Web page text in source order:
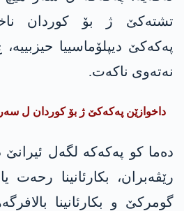
تشتەکێ ژ بۆ کوردان
پەکەکێ دیپلۆماسییا
نەتەوی ناکەت.
داخوازێن پەکەکێ ژ بۆ کوردان ل
دەما کو پەکەکە لگەل ئیرانێ
رێڤەبران، بکارئانینا رحەت
گومرکێ و بکارئانینا